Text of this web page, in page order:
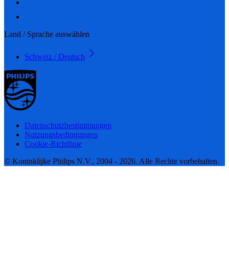
Land / Sprache auswählen
Schweiz / Deutsch
Datenschutzbestimmungen
Nutzungsbedingungen
Cookie-Richtlinie
© Koninklijke Philips N.V., 2004 - 2026. Alle Rechte vorbehalten.